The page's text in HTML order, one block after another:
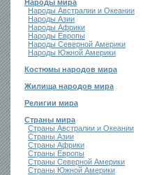
Народы мира
Народы Австралии и Океании
Народы Азии
Народы Африки
Народы Европы
Народы Северной Америки
Народы Южной Америки
Костюмы народов мира
Жилища народов мира
Религии мира
Страны мира
Страны Австралии и Океании
Страны Азии
Страны Африки
Страны Европы
Страны Северной Америки
Страны Южной Америки